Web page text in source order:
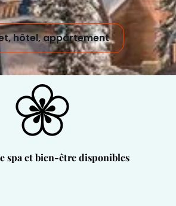
hôtel, appartement
spa et bien-être disponibles